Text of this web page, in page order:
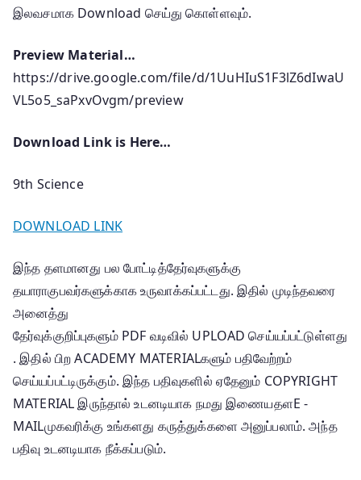
இலவசமாக Download செய்து கொள்ளவும்.
Preview Material…
https://drive.google.com/file/d/1UuHIuS1F3lZ6dIwaU
VL5o5_saPxvOvgm/preview
Download Link is Here…
9th Science
DOWNLOAD LINK
இந்த தளமானது பல போட்டித்தேர்வுகளுக்கு
தயாராகுபவர்களுக்காக உருவாக்கப்பட்டது. இதில் முடிந்தவரை
அனைத்து
தேர்வுக்குறிப்புகளும் PDF வடிவில் UPLOAD செய்யப்பட்டுள்ளது
. இதில் பிற ACADEMY MATERIALகளும் பதிவேற்றம்
செய்யப்பட்டிருக்கும். இந்த பதிவுகளில் ஏதேனும் COPYRIGHT
MATERIAL இருந்தால் உடனடியாக நமது இணையதளE -
MAILமுகவரிக்கு உங்களது கருத்துக்களை அனுப்பலாம். அந்த
பதிவு உடனடியாக நீக்கப்படும்.